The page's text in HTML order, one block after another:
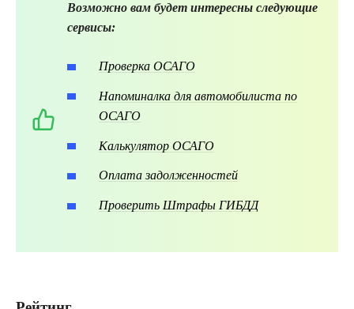
Возможно вам будет интересны следующие
сервисы:
Проверка ОСАГО
Напоминалка для автомобилиста по
ОСАГО
Калькулятор ОСАГО
Оплата задолженностей
Проверить Штрафы ГИБДД